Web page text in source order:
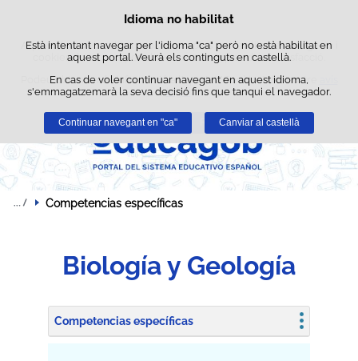
Política de cookies
Aquest lloc web utilitza cookies pròpies per facilitar la navegació i
cookies de tercers per obtenir estadístiques d'ús i satisfacció.
Podeu obtenir més informació a l'apartat "Cookies" del nostre
legal .
Acceptar Rebutjar
Idioma no habilitat
Està intentant navegar per l'idioma "ca" però no està habilitat en
aquest portal. Veurà els continguts en castellà.
En cas de voler continuar navegant en aquest idioma,
s'emmagatzemarà la seva decisió fins que tanqui el navegador.
Continuar navegant en "ca" Canviar al castellà
Passar al contingut
Competencias específicas
Biología y Geología
Competencias específicas